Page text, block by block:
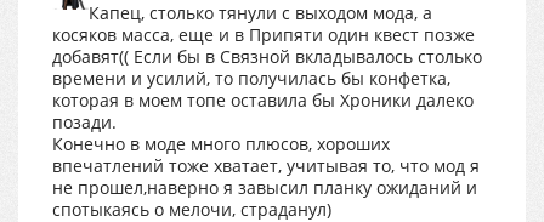
Капец, столько тянули с выходом мода, а
косяков масса, еще и в Припяти один квест позже
добавят(( Если бы в Связной вкладывалось столько
времени и усилий, то получилась бы конфетка,
которая в моем топе оставила бы Хроники далеко
позади.
Конечно в моде много плюсов, хороших
впечатлений тоже хватает, учитывая то, что мод я
не прошел,наверно я завысил планку ожиданий и
спотыкаясь о мелочи, страданул)